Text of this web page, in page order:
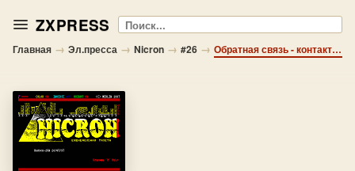
ZXPRESS Поиск
Главная → Эл.пресса → Nicron → #26 → Обратная связь - контакты редакции.